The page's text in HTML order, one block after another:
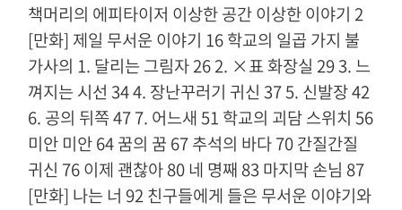
책머리의 에피타이저 이상한 공간 이상한 이야기 2
[만화] 제일 무서운 이야기 16 학교의 일곱 가지 불
가사의 1. 달리는 그림자 26 2. ×표 화장실 29 3. 느
껴지는 시선 34 4. 장난꾸러기 귀신 37 5. 신발장 42
6. 공의 뒤쪽 47 7. 어느새 51 학교의 괴담 스위치 56
미안 미안 64 꿈의 꿈 67 추석의 바다 70 간질간질
귀신 76 이제 괜찮아 80 네 명째 83 마지막 손님 87
[만화] 나는 너 92 친구들에게 들은 무서운 이야기와